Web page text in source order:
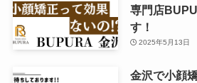
専門店
す！
2025年5月13日
金沢で小顔